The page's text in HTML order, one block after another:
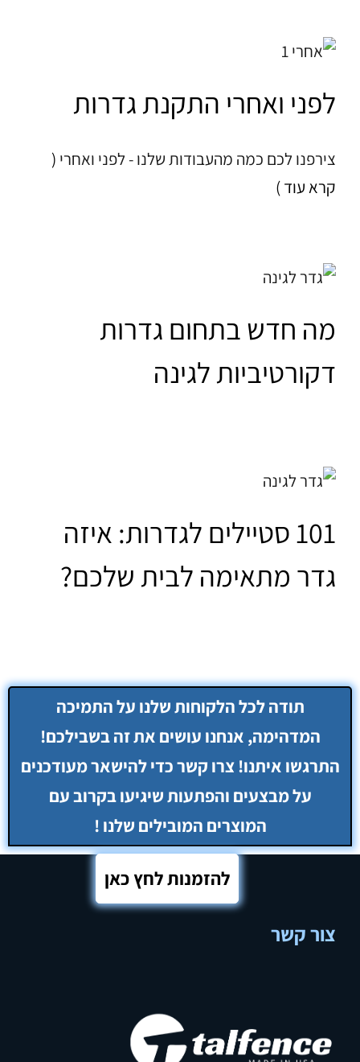
לפני ואחרי התקנת גדרות
צירפנו לכם כמה מהעבודות שלנו - לפני ואחרי (
קרא עוד )
מה חדש בתחום גדרות
דקורטיביות לגינה
101 סטיילים לגדרות: איזה
גדר מתאימה לבית שלכם?
צור קשר
להזמנות לחץ כאן